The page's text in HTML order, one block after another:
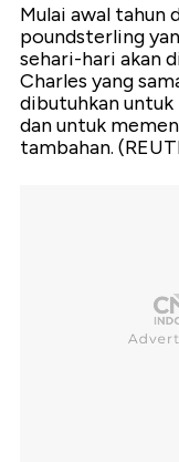
Mulai awal tahun
poundsterling
sehari-hari akan
Charles yang
dibutuhkan untuk
dan untuk
tambahan.